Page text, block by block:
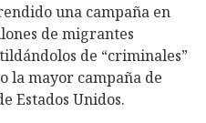
una campaña en
de migrantes
de “criminales”
la mayor campaña de
Estados Unidos.